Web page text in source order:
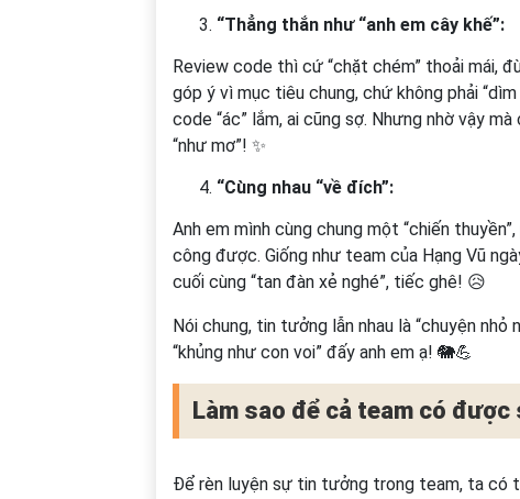
“Thẳng thắn như “anh em cây khế”:
Review code thì cứ “chặt chém” thoải mái,
góp ý vì mục tiêu chung, chứ không phải
code “ác” lắm, ai cũng sợ. Nhưng nhờ vậy
“như mơ”! ✨
“Cùng nhau “về đích”:
Anh em mình cùng chung một “chiến
công được. Giống như team của Hạng Vũ
cuối cùng “tan đàn xẻ nghé”, tiếc ghê! 😥
Nói chung, tin tưởng lẫn nhau là “chuyện
“khủng như con voi” đấy anh em ạ! 🐘💪
Làm sao để cả team có
Để rèn luyện sự tin tưởng trong team, ta có